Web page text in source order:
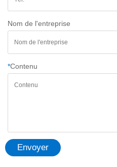
Nom de l'entreprise
*Contenu
Envoyer